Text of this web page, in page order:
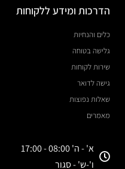
הדרכות ומידע ללקוחות
כלים והנחיות
גלישה בטוחה
שירות לקוחות
גישה לדואר
שאלות נפוצות
מאמרים
א' - ה' 08:00 - 17:00
ו'-ש' - סגור